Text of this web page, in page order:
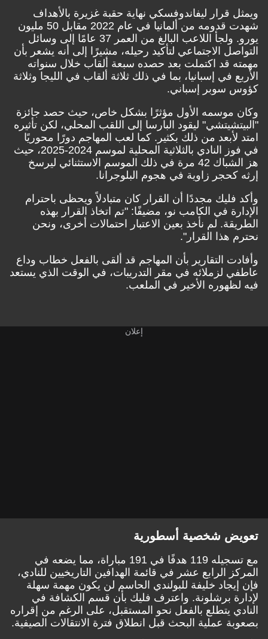
ويمثل قرار ليفاندوفسكي نهاية حقبة غزيرة بالأهداف
شهدت قدومه من ألمانيا في عام 2022 مقابل 50 مليون
يورو. ولجأ اللاعب البالغ من العمر 37 عامًا إلى وسائل
التواصل الاجتماعي لتأكيد رحيله، مشيرًا إلى أنه يشعر بأن
مهمته قد اكتملت بعد حصده سبعة ألقاب خلال سنواته
الأربع في إسبانيا، بما في ذلك ثلاثة ألقاب في الليجا وثلاثة
كؤوس سوبر إسباني.
وكان موسمه الأول مؤثرًا بشكل خاص، حيث حصد جائزة
"البيتشيتشي" ليقود البارسا إلى اللقب المحلي، لكن تأثيره
امتد لأبعد من ذلك بكثير. كما لعب المهاجم دورًا محوريًا
في فوز النادي بالثلاثية المحلية لموسم 2024-2025، حيث
هز الشباك 42 مرة في ذلك الموسم الاستثنائي ليرسخ
إرثه كحجر زاوية في هجوم البلوجرانا.
وأكد فليك مجددًا أن القرار كان متبادلاً ويحظى باحترام
الإدارة في الكامب نو، مضيفًا: "تم اتخاذ القرار بهذه
الطريقة. لم نأخذ بعين الاعتبار احتمالات أخرى، ونحن
نحترم هذا القرار".
وأفادت التقارير بأن المهاجم قد ألقى بالفعل خطاب وداع
عاطفي لزملائه في مقر التدريبات، في الوقت الذي يستعد
فيه لظهوره الأخير في الملعب.
تعويض شخصية أسطورية
مع تسجيله 119 هدفًا في 191 مباراة، مما يضعه في
المركز الرابع عشر في قائمة الهدافين التاريخيين للنادي،
فإن إيجاد خليفة للبولندي الحاسم لن يكون مهمة سهلة
لإدارة برشلونة. واعترف فليك بأن قسم الكشافة في
النادي يتطلع بالفعل نحو المستقبل، على الرغم من إقراره
بصعوبة عملية البحث قبل انطلاق فترة الانتقالات الصيفية.